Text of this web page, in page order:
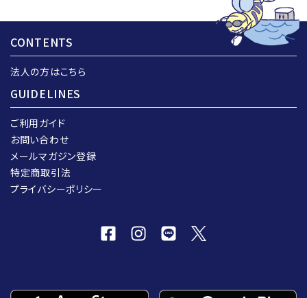
CONTENTS
法人の方はこちら
GUIDELINES
ご利用ガイド
お問い合わせ
メールマガジン登録
特定商取引法
プライバシーポリシー